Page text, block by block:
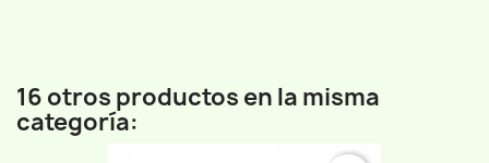
16 otros productos en la misma
categoría: